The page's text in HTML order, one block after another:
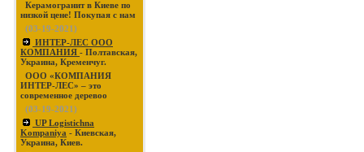
Керамогранит в Киеве по
низкой цене! Покупая с нам
(03-19-2021)
ИНТЕР-ЛЕС ООО
КОМПАНИЯ - Полтавская,
Украина, Кременчуг.
ООО «КОМПАНИЯ
ИНТЕР-ЛЕС» – это
современное деревоо
(03-19-2021)
UP Logistichna
Kompaniya - Киевская,
Украина, Киев.